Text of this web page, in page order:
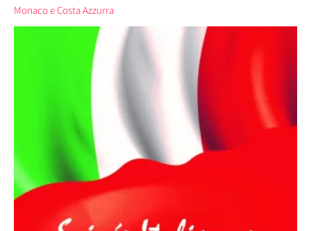
Monaco e Costa Azzurra